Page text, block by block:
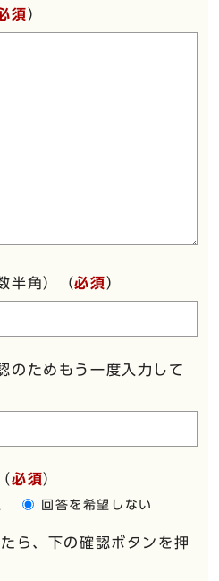
須）
半角）（必須）
のためもう一度入力して
（必須）
回答を希望しない
ら、下の確認ボタンを押